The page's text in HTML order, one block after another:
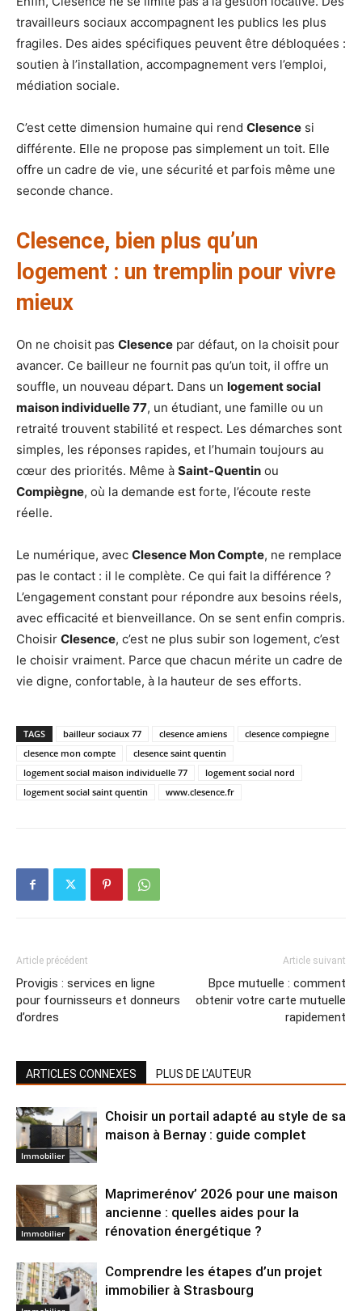
travailleurs sociaux accompagnent les publics les plus
fragiles. Des aides spécifiques peuvent être débloquées :
soutien à l’installation, accompagnement vers l’emploi,
médiation sociale.
C’est cette dimension humaine qui rend Clesence si
différente. Elle ne propose pas simplement un toit. Elle
offre un cadre de vie, une sécurité et parfois même une
seconde chance.
Clesence, bien plus qu’un
logement : un tremplin pour vivre
mieux
On ne choisit pas Clesence par défaut, on la choisit pour
avancer. Ce bailleur ne fournit pas qu’un toit, il offre un
souffle, un nouveau départ. Dans un logement social
maison individuelle 77, un étudiant, une famille ou un
retraité trouvent stabilité et respect. Les démarches sont
simples, les réponses rapides, et l’humain toujours au
cœur des priorités. Même à Saint-Quentin ou
Compiègne, où la demande est forte, l’écoute reste
réelle.
Le numérique, avec Clesence Mon Compte, ne remplace
pas le contact : il le complète. Ce qui fait la différence ?
L’engagement constant pour répondre aux besoins réels,
avec efficacité et bienveillance. On se sent enfin compris.
Choisir Clesence, c’est ne plus subir son logement, c’est
le choisir vraiment. Parce que chacun mérite un cadre de
vie digne, confortable, à la hauteur de ses efforts.
TAGS bailleur sociaux 77 clesence amiens
clesence compiegne
clesence mon compte
clesence saint quentin
logement social maison individuelle 77
logement social nord
logement social saint quentin
www.clesence.fr
Article précédent
Provigis : services en ligne
pour fournisseurs et donneurs
d’ordres
Article suivant
Bpce mutuelle : comment
obtenir votre carte mutuelle
rapidement
ARTICLES CONNEXES PLUS DE L'AUTEUR
Immobilier
Choisir un portail adapté au style de sa
maison à Bernay : guide complet
Immobilier
Maprimerénov’ 2026 pour une maison
ancienne : quelles aides pour la
rénovation énergétique ?
Comprendre les étapes d’un projet
immobilier à Strasbourg